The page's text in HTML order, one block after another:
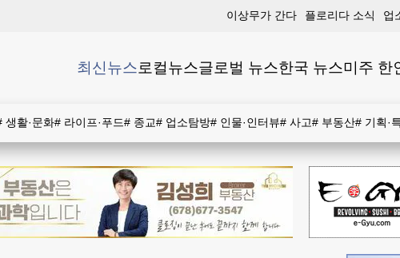
이상무가 간다 플로리다 소식 업
최신뉴스로컬뉴스글로벌 뉴스한국 뉴스미주 한
생활·문화# 라이프·푸드# 종교# 업소탐방# 인물·인터뷰# 사고# 부동산# 기획·